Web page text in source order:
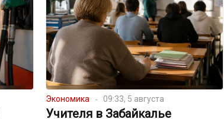
Экономика 09:33, 5 августа
Учителя в Забайкалье